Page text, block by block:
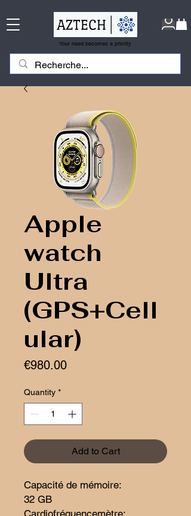
Your need becomes a priority
Apple
watch
Ultra
(GPS+Cell
ular)
€980.00Price
Quantity *
Add to Cart
Capacité de mémoire:
32 GB
Cardiofréquencemètre: